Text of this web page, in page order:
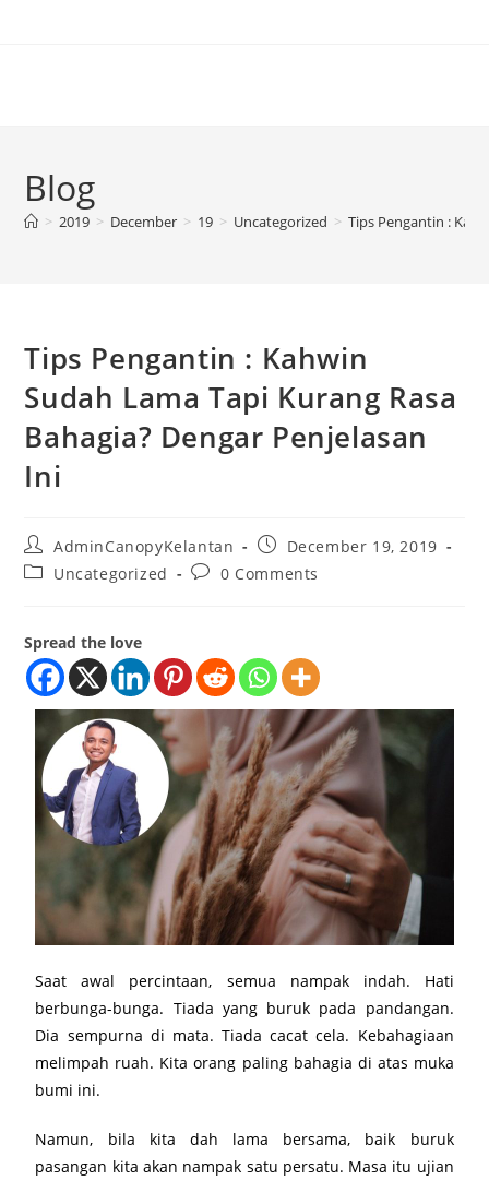
Blog
> 2019 > December > 19 > Uncategorized > Tips Pengantin :
Tips Pengantin : Kahwin
Sudah Lama Tapi Kurang Rasa
Bahagia? Dengar Penjelasan
Ini
AdminCanopyKelantan
December 19, 2019
Uncategorized
0 Comments
Spread the love
Saat awal percintaan, semua nampak indah. Hati
berbunga-bunga. Tiada yang buruk pada pandangan.
Dia sempurna di mata. Tiada cacat cela. Kebahagiaan
melimpah ruah. Kita orang paling bahagia di atas muka
bumi ini.
Namun, bila kita dah lama bersama, baik buruk
pasangan kita akan nampak satu persatu. Masa itu ujian